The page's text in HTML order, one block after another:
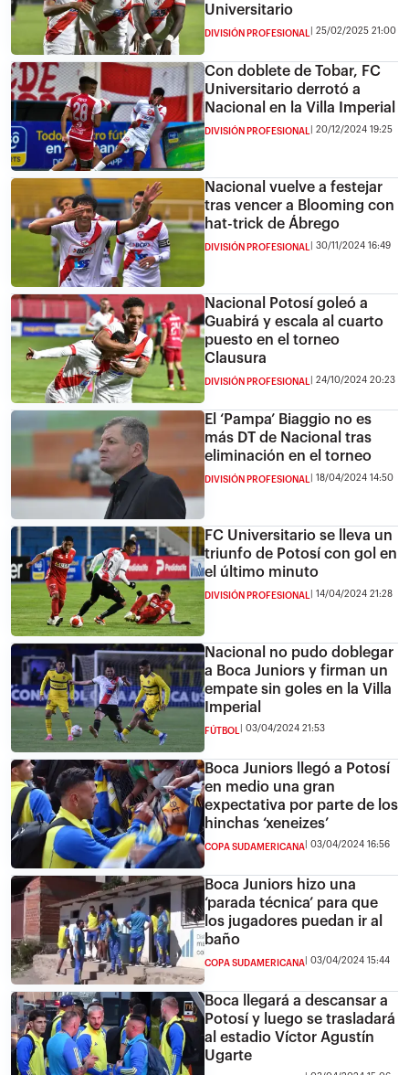
Universitario
DIVISIÓN PROFESIONAL 25/02/2025 21:00
Con doblete de Tobar, FC
Universitario derrotó a
Nacional en la Villa Imperial
DIVISIÓN PROFESIONAL 20/12/2024 19:25
Nacional vuelve a festejar
tras vencer a Blooming con
hat-trick de Ábrego
DIVISIÓN PROFESIONAL 30/11/2024 16:49
Nacional Potosí goleó a
Guabirá y escala al cuarto
puesto en el torneo
Clausura
DIVISIÓN PROFESIONAL 24/10/2024 20:23
El ‘Pampa’ Biaggio no es
más DT de Nacional tras
eliminación en el torneo
DIVISIÓN PROFESIONAL 18/04/2024 14:50
FC Universitario se lleva un
triunfo de Potosí con gol en
el último minuto
DIVISIÓN PROFESIONAL 14/04/2024 21:28
Nacional no pudo doblegar
a Boca Juniors y firman un
empate sin goles en la Villa
Imperial
FÚTBOL 03/04/2024 21:53
Boca Juniors llegó a Potosí
en medio una gran
expectativa por parte de los
hinchas ‘xeneizes’
COPA SUDAMERICANA 03/04/2024 16:56
Boca Juniors hizo una
‘parada técnica’ para que
los jugadores puedan ir al
baño
COPA SUDAMERICANA 03/04/2024 15:44
Boca llegará a descansar a
Potosí y luego se trasladará
al estadio Víctor Agustín
Ugarte